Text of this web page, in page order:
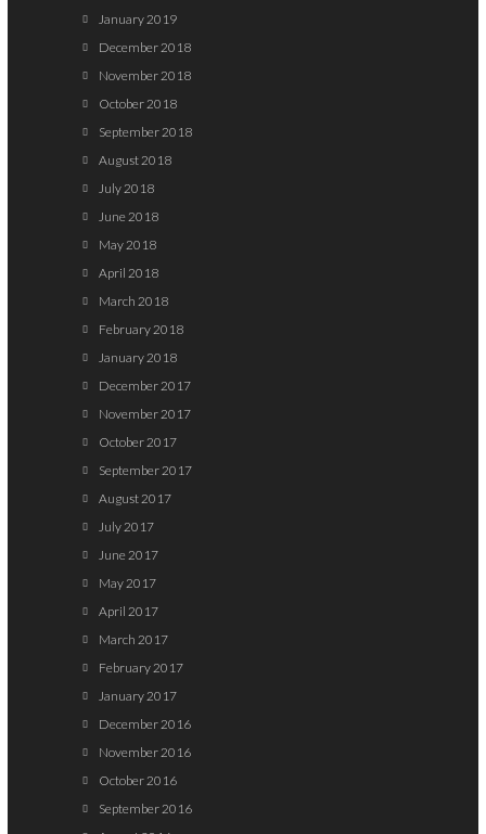
January 2019
December 2018
November 2018
October 2018
September 2018
August 2018
July 2018
June 2018
May 2018
April 2018
March 2018
February 2018
January 2018
December 2017
November 2017
October 2017
September 2017
August 2017
July 2017
June 2017
May 2017
April 2017
March 2017
February 2017
January 2017
December 2016
November 2016
October 2016
September 2016